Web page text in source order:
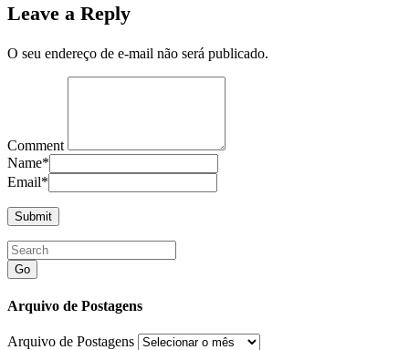
Leave a Reply
O seu endereço de e-mail não será publicado.
Comment
Name*
Email*
Go
Arquivo de Postagens
Arquivo de Postagens